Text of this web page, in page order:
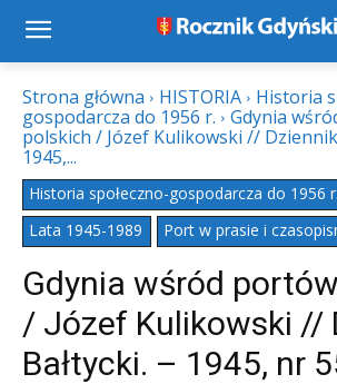
Strona główna HISTORIA
Historia
gospodarcza do 1956 r.
Gdynia
polskich / Józef Kulikowski // Dziennik
1945,...
Historia społeczno-gospodarcza do 1956 r.
Lata 1945-1989
Port w prasie i
Gdynia wśród
/ Józef Kulikowski //
Bałtycki. – 1945, nr